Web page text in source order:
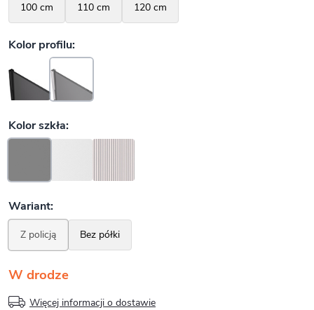
W drodze
Więcej informacji o dostawie